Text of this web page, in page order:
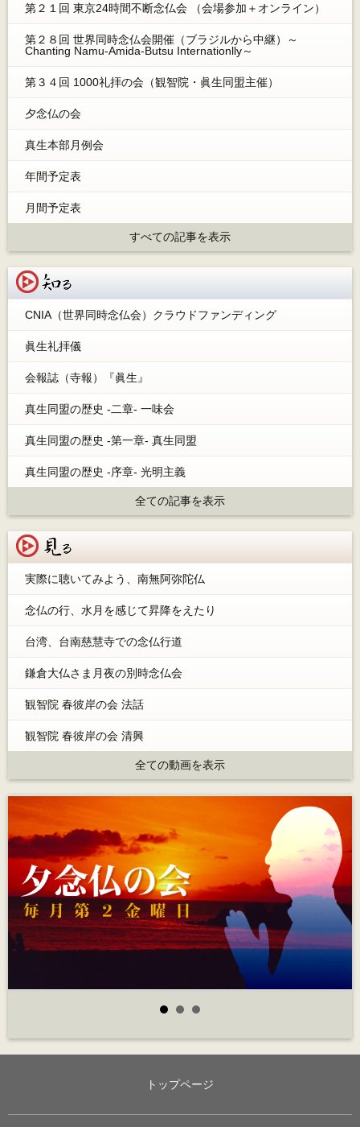
第２１回 東京24時間不断念仏会 （会場参加＋オンライン）
第２８回 世界同時念仏会開催（ブラジルから中継）～
Chanting Namu-Amida-Butsu Internationlly～
第３４回 1000礼拝の会（観智院・眞生同盟主催）
夕念仏の会
真生本部月例会
年間予定表
月間予定表
すべての記事を表示
CNIA（世界同時念仏会）クラウドファンディング
眞生礼拝儀
会報誌（寺報）『眞生』
真生同盟の歴史 -二章- 一味会
真生同盟の歴史 -第一章- 真生同盟
真生同盟の歴史 -序章- 光明主義
全ての記事を表示
実際に聴いてみよう、南無阿弥陀仏
念仏の行、水月を感じて昇降をえたり
台湾、台南慈慧寺での念仏行道
鎌倉大仏さま月夜の別時念仏会
観智院 春彼岸の会 法話
観智院 春彼岸の会 清興
全ての動画を表示
トップページ